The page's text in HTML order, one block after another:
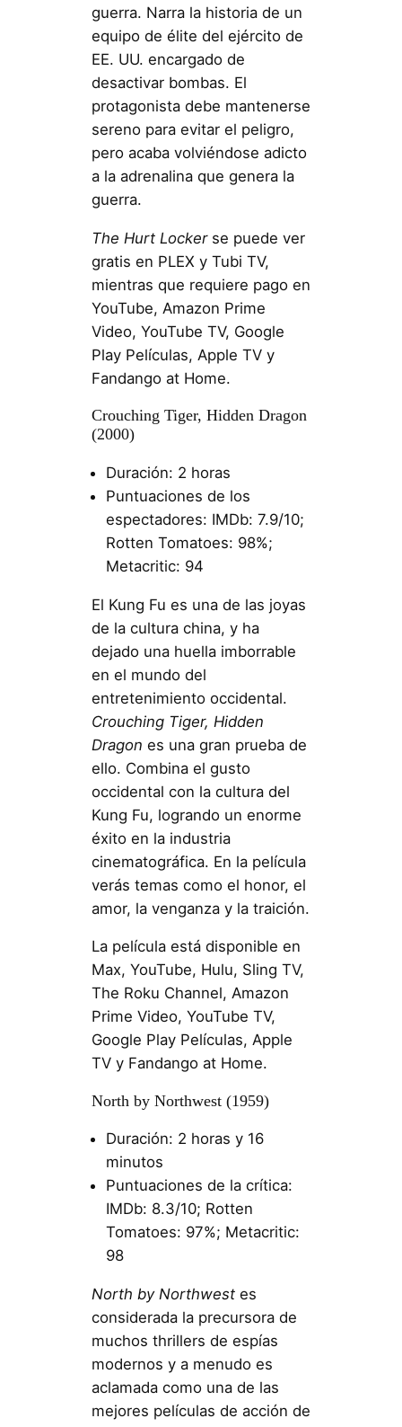
guerra. Narra la historia de un
equipo de élite del ejército de
EE. UU. encargado de
desactivar bombas. El
protagonista debe mantenerse
sereno para evitar el peligro,
pero acaba volviéndose adicto
a la adrenalina que genera la
guerra.
The Hurt Lockerse puede ver
gratis en PLEX y Tubi TV,
mientras que requiere pago en
YouTube, Amazon Prime
Video, YouTube TV, Google
Play Películas, Apple TV y
Fandango at Home.
Crouching Tiger, Hidden Dragon
(2000)
Duración: 2 horas
Puntuaciones de los
espectadores: IMDb: 7.9/10;
Rotten Tomatoes: 98%;
Metacritic: 94
El Kung Fu es una de las joyas
de la cultura china, y ha
dejado una huella imborrable
en el mundo del
entretenimiento occidental.
Crouching Tiger, Hidden
Dragon es una gran prueba de
ello. Combina el gusto
occidental con la cultura del
Kung Fu, logrando un enorme
éxito en la industria
cinematográfica. En la película
verás temas como el honor, el
amor, la venganza y la traición.
La película está disponible en
Max, YouTube, Hulu, Sling TV,
The Roku Channel, Amazon
Prime Video, YouTube TV,
Google Play Películas, Apple
TV y Fandango at Home.
North by Northwest (1959)
Duración: 2 horas y 16
minutos
Puntuaciones de la crítica:
IMDb: 8.3/10; Rotten
Tomatoes: 97%; Metacritic:
98
North by Northwestes
considerada la precursora de
muchos thrillers de espías
modernos y a menudo es
aclamada como una de las
mejores películas de acción de